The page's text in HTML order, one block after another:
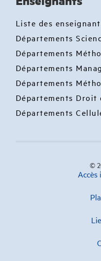
Liste des
Départements
Départements
Départements
Départements
Départements Droit
Départements
©